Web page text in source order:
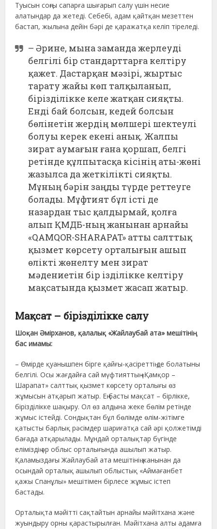
Туысын соңғы сапарға шығарып салу үшін несие
алатындар да жетеді. Себебі, адам қайтқан мезеттен
бастап, жылына дейін бәрі де қаражатқа келіп тіреледі.
– Әрине, мына заманда жерлеуді
белгілі бір стандарттарға келтіру
қажет. Дастарқан мәзірі, жыртыс
тарату жайы көп талқыланып,
бірізділікке келе жатқан сияқты.
Енді бай болсын, кедей болсын
бөлінетін жердің мөлшері шектеулі
болуы керек екені анық. Жалпы
зират аумағын ғана қоршап, белгі
ретінде құлпытасқа кісінің аты-жөні
жазылса да жеткілікті сияқты.
Мұның бәрін заңды түрде реттеуге
болады. Мұфтият бұл істі де
назардан тыс қалдырмай, қолға
алып ҚМДБ-ның жанынан арнайы
«QAMQOR-SHARAPAT» атты салттық
қызмет көрсету орталығын ашып
өлікті жөнелту мен зират
мәдениетін бір ізділікке келтіру
мақсатында қызмет жасап жатыр.
Мақсат – бірізділікке салу
Шоқан Әмірханов, қалалық «Жайлаубай ата» мешітінің
бас имамы:
– Өмірде қуанышпен бірге қайғы-қасіреттің де болатыны
белгілі. Осы жағдайға сай мүфтияттың «Қамқор –
Шарапат» салттық қызмет көрсету орталығы өз
жұмысын атқарып жатыр. Ең басты мақсат – бірлікке,
бірізділікке шақыру. Ол өз алдына жеке бөлім ретінде
жұмыс істейді. Сондықтан бұл бөлімде өлім-жітімге
қатысты барлық рәсімдер шариғатқа сай әрі қолжетімді
бағада атқарылады. Мұндай орталықтар бүгінде
еліміздің әр облыс орталығында ашылып жатыр.
Қаламыздағы Жайлаубай ата мешітінің жанынан да
осындай орталық ашылып облыстық «Аймағанбет
қажы Спанұлы» мешітімен бірлесе жұмыс істеп
бастады.
Орталықта мәйітті сақтайтын арнайы мәйітхана және
жуындыру орны қарастырылған. Мәйітхана алты адамға